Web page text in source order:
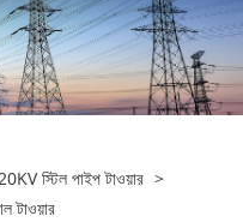
স্টিল পাইপ টাওয়ার >
টাওয়ার